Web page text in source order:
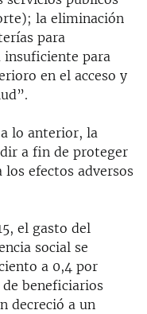
la eliminación
para
insuficiente para
en el acceso y
lo anterior, la
a fin de proteger
efectos adversos
el gasto del
social se
a 0,4 por
beneficiarios
decreció a un